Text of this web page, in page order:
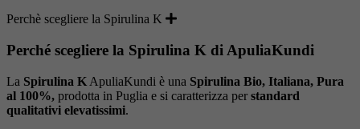
Perchè scegliere la Spirulina K
Perché scegliere la Spirulina K di ApuliaKundi
La Spirulina K ApuliaKundi è una Spirulina Bio, Italiana, Pura
al 100%, prodotta in Puglia e si caratterizza per standard
qualitativi elevatissimi.